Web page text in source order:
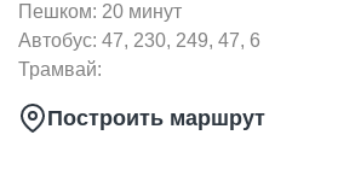
Пешком: 20 минут
Автобус: 47, 230, 249, 47, 6
Трамвай:
Построить маршрут